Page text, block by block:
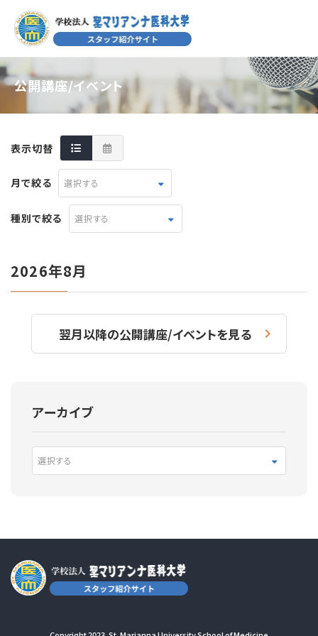
公開講座/イベント
表示切替
月で絞る 選択する
種別で絞る 選択する
2026年8月
翌月以降の公開講座/イベントを見る
アーカイブ
選択する